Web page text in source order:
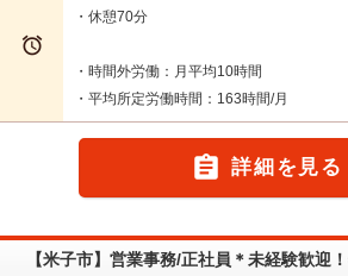

・休憩70分
・時間外労働：月平均10時間
・平均所定労働時間：163時間/月
 詳細を見る
【米子市】営業事務/正社員＊未経験歓迎